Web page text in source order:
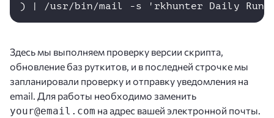
) | /usr/bin/mail -s 'rkhunter Daily Run
Здесь мы выполняем проверку версии скрипта,
обновление баз руткитов, и в последней строчке мы
запланировали проверку и отправку уведомления на
еmail. Для работы необходимо заменить
your@email.com на адрес вашей электронной почты.